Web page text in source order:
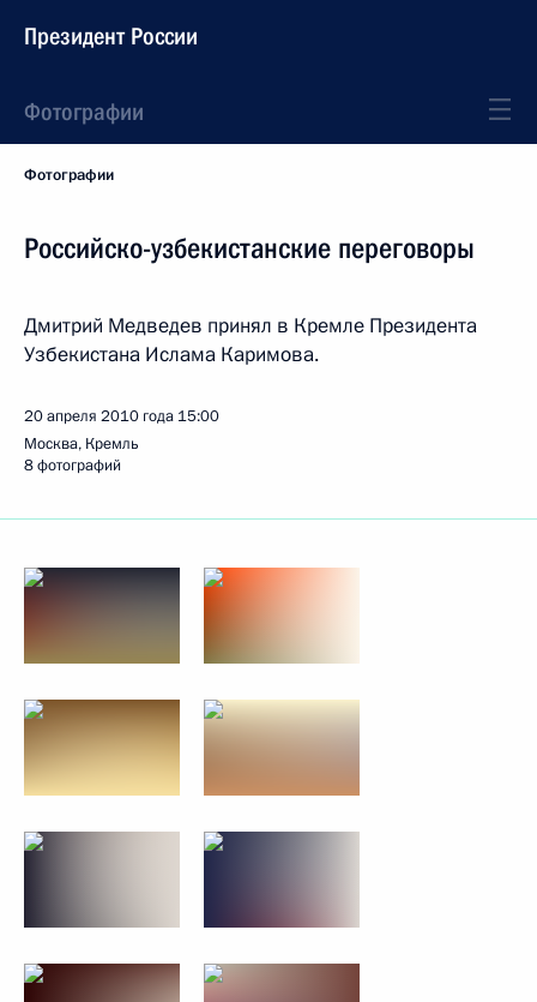
Президент России
Фотографии
Фотографии
Российско-узбекистанские переговоры
Дмитрий Медведев принял в Кремле Президента
Узбекистана Ислама Каримова.
20 апреля 2010 года 15:00
Москва, Кремль
8 фотографий